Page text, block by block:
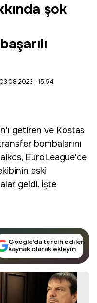
şok
03.08.2023 - 15:54
'ı getiren ve Kostas
bombalarını
, EuroLeague'de
eski
geldi. İşte
Google’da tercih edilen
kaynak olarak ekleyin